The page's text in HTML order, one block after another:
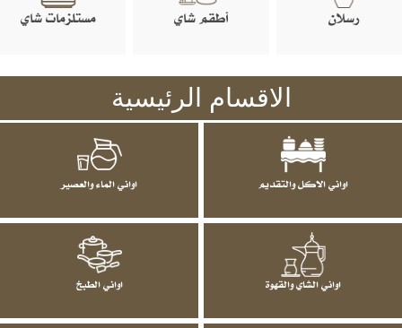
رسلان أطقم شاي مستلزمات شاي
الاقسام الرئيسية
اواني الاكل والتقديم اواني الماء والعصير
اواني الشاي والقهوة اواني الطبخ